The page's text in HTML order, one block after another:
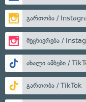
გართობა /
მეცნიერება /
ახალი ამბები /
გართობა / TikTok